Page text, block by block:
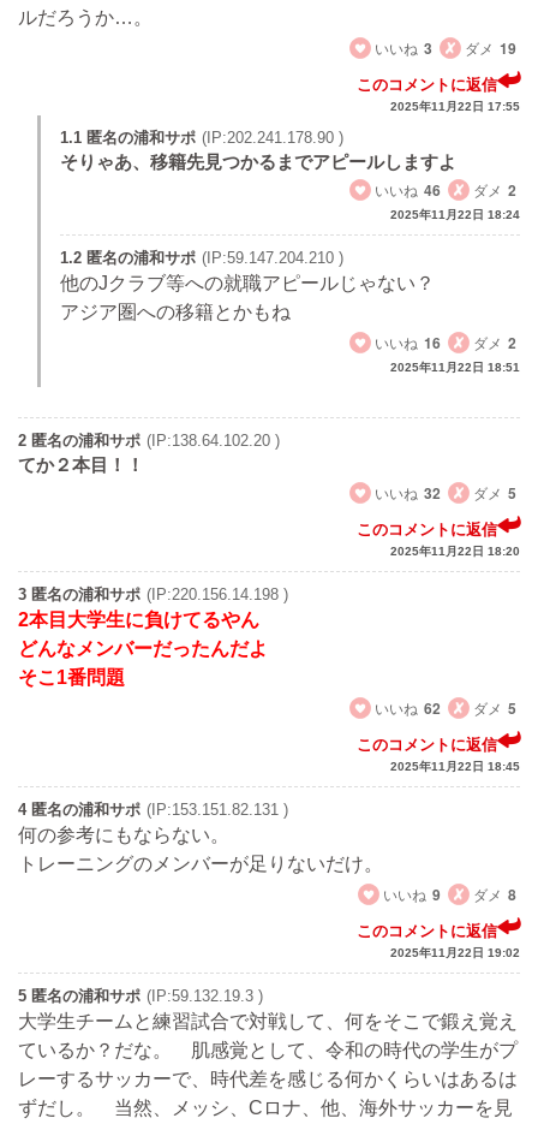
ルだろうか…。
いいね 3 ダメ 19
このコメントに返信
2025年11月22日 17:55
1.1 匿名の浦和サポ (IP:202.241.178.90 )
そりゃあ、移籍先見つかるまでアピールしますよ
いいね 46 ダメ 2
2025年11月22日 18:24
1.2 匿名の浦和サポ (IP:59.147.204.210 )
他のJクラブ等への就職アピールじゃない？
アジア圏への移籍とかもね
いいね 16 ダメ 2
2025年11月22日 18:51
2 匿名の浦和サポ (IP:138.64.102.20 )
てか２本目！！
いいね 32 ダメ 5
このコメントに返信
2025年11月22日 18:20
3 匿名の浦和サポ (IP:220.156.14.198 )
2本目大学生に負けてるやん
どんなメンバーだったんだよ
そこ1番問題
いいね 62 ダメ 5
このコメントに返信
2025年11月22日 18:45
4 匿名の浦和サポ (IP:153.151.82.131 )
何の参考にもならない。
トレーニングのメンバーが足りないだけ。
いいね 9 ダメ 8
このコメントに返信
2025年11月22日 19:02
5 匿名の浦和サポ (IP:59.132.19.3 )
大学生チームと練習試合で対戦して、何をそこで鍛え覚え
ているか？だな。 肌感覚として、令和の時代の学生がプ
レーするサッカーで、時代差を感じる何かくらいはあるは
ずだし。 当然、メッシ、Cロナ、他、海外サッカーを見